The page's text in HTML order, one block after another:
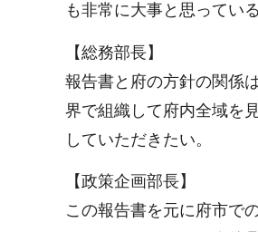
も非常に大事と思ってい
【総務部長】
報告書と府の方針の関係
界で組織して府内全域を
していただきたい。
【政策企画部長】
この報告書を元に府市で